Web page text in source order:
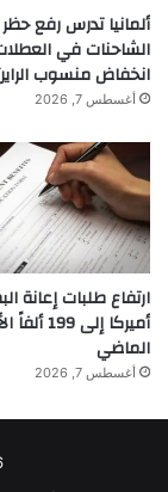
ألمانيا تدرس رفع
الشاحنات في
انخفاض منسوب
أغسطس 7, 2026
ارتفاع طلبات إعانة
أميركا إلى
الماضي
أغسطس 7, 2026